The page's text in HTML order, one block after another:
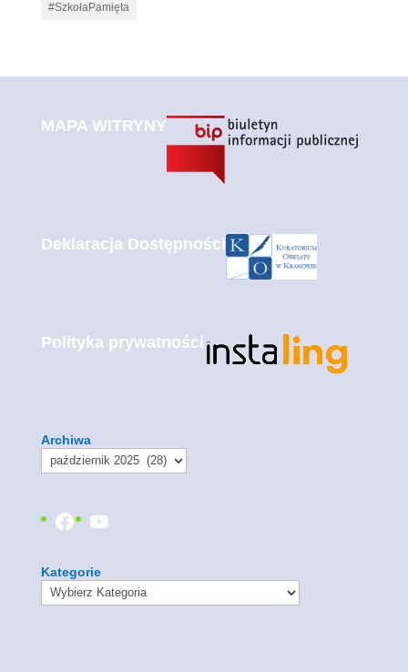
#SzkołaPamięta
MAPA WITRYNY
Deklaracja Dostępności
Polityka prywatności
Archiwa
Facebook
YouTube
Kategorie